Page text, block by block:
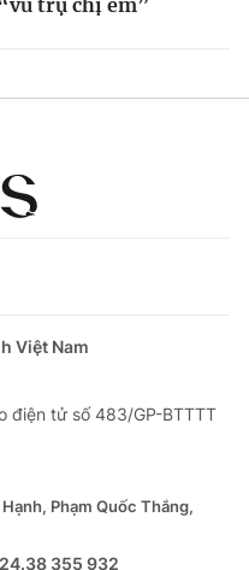
Việt Nam
điện tử số 483/GP-BTTTT
Phạm Quốc Thắng,
355 932